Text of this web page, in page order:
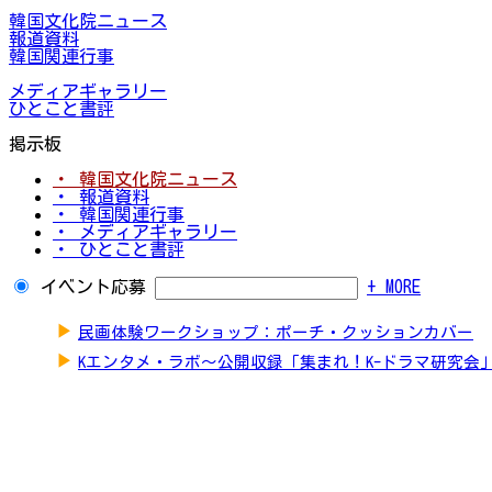
韓国文化院ニュース
報道資料
韓国関連行事
メディアギャラリー
ひとこと書評
掲示板
・ 韓国文化院ニュース
・ 報道資料
・ 韓国関連行事
・ メディアギャラリー
・ ひとこと書評
イベント応募 + MORE
▶ 民画体験ワークショップ：ポーチ・クッションカバー
▶ Kエンタメ・ラボ～公開収録「集まれ！K-ドラマ研究会